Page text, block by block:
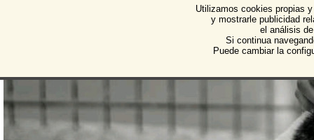
Protectora de Animales
Asociación Protectora de Animales y Plantas de
Utilizamos cookies propias
y mostrarle publicidad
el análisis
Si continua
Puede cambiar la